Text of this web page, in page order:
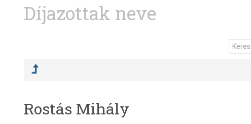
Díjazottak neve
Rostás Mihály